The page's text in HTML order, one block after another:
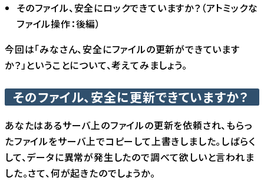
そのファイル、安全にロックできていますか？（アトミックな
ファイル操作：後編）
今回は「みなさん、安全にファイルの更新ができています
か？」ということについて、考えてみましょう。
そのファイル、安全に更新できていますか？
あなたはあるサーバ上のファイルの更新を依頼され、もらっ
たファイルをサーバ上でコピーして上書きしました。しばらく
して、データに異常が発生したので調べて欲しいと言われま
した。さて、何が起きたのでしょうか。